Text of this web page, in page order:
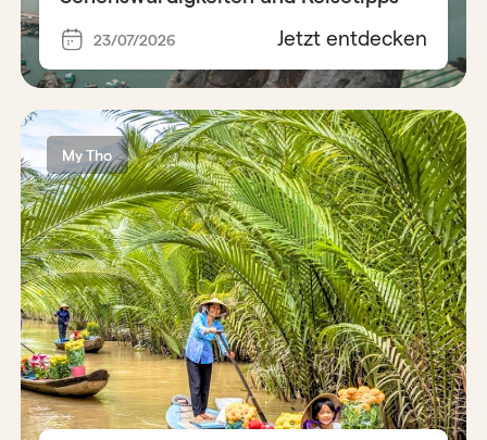
23/07/2026 Jetzt entdecken
My Tho